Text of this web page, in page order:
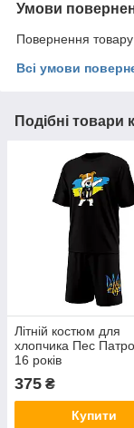
Умови
Повернення
Всі умови
Подібні товари
Літній костюм для
хлопчика Пес
16 років
375 ₴
Купити